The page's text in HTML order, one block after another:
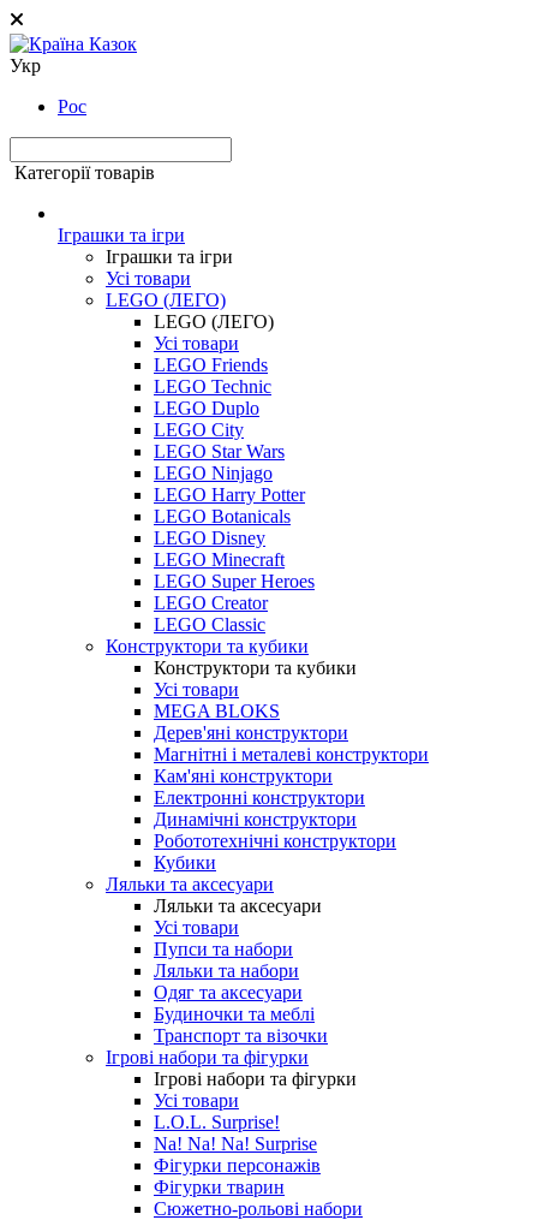
Укр
Рос
Категорії товарів
Іграшки та ігри
Іграшки та ігри
Усі товари
LEGO (ЛЕГО)
LEGO (ЛЕГО)
Усі товари
LEGO Friends
LEGO Technic
LEGO Duplo
LEGO City
LEGO Star Wars
LEGO Ninjago
LEGO Harry Potter
LEGO Botanicals
LEGO Disney
LEGO Minecraft
LEGO Super Heroes
LEGO Creator
LEGO Classic
Конструктори та кубики
Конструктори та кубики
Усі товари
MEGA BLOKS
Дерев'яні конструктори
Магнітні і металеві конструктори
Кам'яні конструктори
Електронні конструктори
Динамічні конструктори
Робототехнічні конструктори
Кубики
Ляльки та аксесуари
Ляльки та аксесуари
Усі товари
Пупси та набори
Ляльки та набори
Одяг та аксесуари
Будиночки та меблі
Транспорт та візочки
Ігрові набори та фігурки
Ігрові набори та фігурки
Усі товари
L.O.L. Surprise!
Na! Na! Na! Surprise
Фігурки персонажів
Фігурки тварин
Сюжетно-рольові набори